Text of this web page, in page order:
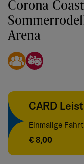
Corona
Arena
CARD
Einmalige
€ 8,00